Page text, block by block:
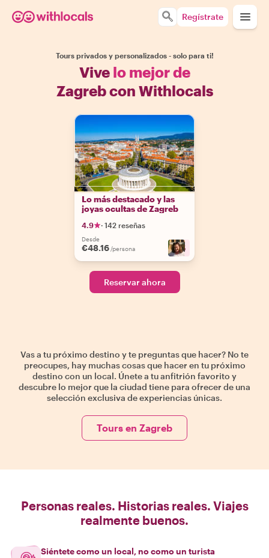
Regístrate
Tours privados y personalizados - solo para ti!
Vive lo mejor de
Zagreb con Withlocals
Lo más destacado y las
joyas ocultas de Zagreb
4.9 · 142 reseñas
Desde
€48.16 /persona +5
Reservar ahora
Vas a tu próximo destino y te preguntas que hacer? No te
preocupes, hay muchas cosas que hacer en tu próximo
destino con un local. Únete a tu anfitrión favorito y
descubre lo mejor que la ciudad tiene para ofrecer de una
selección exclusiva de experiencias únicas.
Tours en Zagreb
Personas reales. Historias reales. Viajes
realmente buenos.
Siéntete como un local, no como un turista